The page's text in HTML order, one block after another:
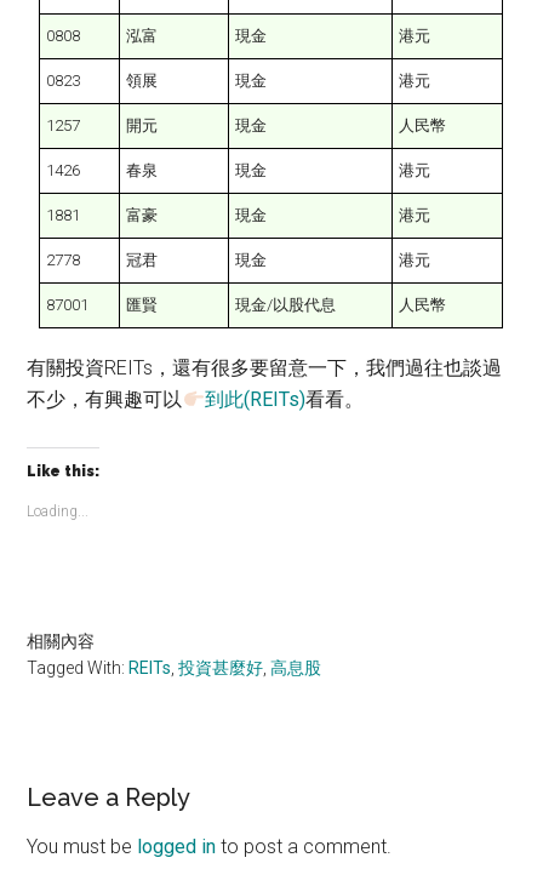
0808 泓富 現金 港元
0823 領展 現金 港元
1257 開元 現金 人民幣
1426 春泉 現金 港元
1881 富豪 現金 港元
2778 冠君 現金 港元
87001 匯賢 現金/以股代息 人民幣
有關投資REITs，還有很多要留意一下，我們過往也談過
不少，有興趣可以
到此(REITs)看看。
Like this:
Loading...
相關內容
Tagged With: REITs ,投資甚麼好 ,高息股
Reader
Interactions
Leave a Reply
You must be logged in to post a comment.